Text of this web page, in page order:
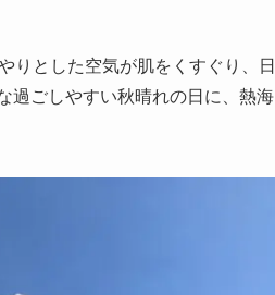
りとした空気が肌をくすぐり、日
過ごしやすい秋晴れの日に、熱海